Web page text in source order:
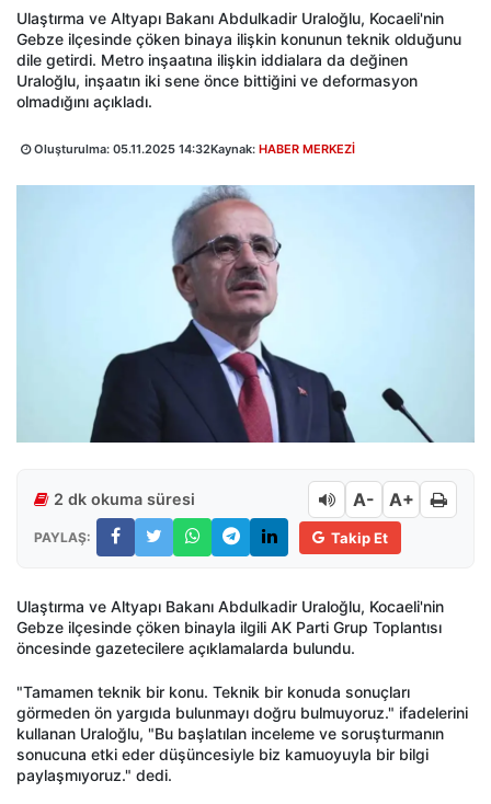
Ulaştırma ve Altyapı Bakanı Abdulkadir Uraloğlu, Kocaeli'nin
Gebze ilçesinde çöken binaya ilişkin konunun teknik olduğunu
dile getirdi. Metro inşaatına ilişkin iddialara da değinen
Uraloğlu, inşaatın iki sene önce bittiğini ve deformasyon
olmadığını açıkladı.
Oluşturulma: 05.11.2025 14:32Kaynak: HABER MERKEZİ
2 dk okuma süresi A- A+
PAYLAŞ: Takip Et
Ulaştırma ve Altyapı Bakanı Abdulkadir Uraloğlu, Kocaeli'nin
Gebze ilçesinde çöken binayla ilgili AK Parti Grup Toplantısı
öncesinde gazetecilere açıklamalarda bulundu.
"Tamamen teknik bir konu. Teknik bir konuda sonuçları
görmeden ön yargıda bulunmayı doğru bulmuyoruz." ifadelerini
kullanan Uraloğlu, "Bu başlatılan inceleme ve soruşturmanın
sonucuna etki eder düşüncesiyle biz kamuoyuyla bir bilgi
paylaşmıyoruz." dedi.